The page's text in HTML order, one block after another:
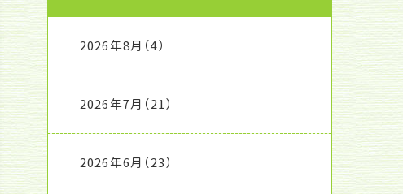
2026年8月 （4）
2026年7月 （21）
2026年6月 （23）